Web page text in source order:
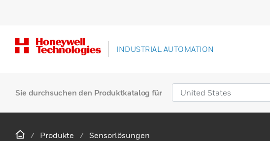
INDUSTRIAL AUTOMATION
Sie durchsuchen den Produktkatalog für
Produkte Sensorlösungen